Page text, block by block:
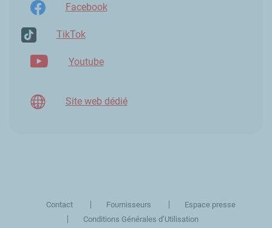
Facebook
TikTok
Youtube
Site web dédié
Contact Fournisseurs
Espace presse
Conditions Générales d’Utilisation